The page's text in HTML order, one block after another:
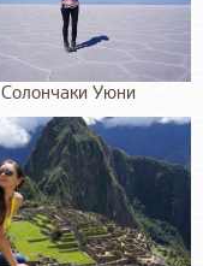
Солончаки Уюни